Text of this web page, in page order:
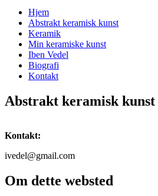
Hjem
Abstrakt keramisk kunst
Keramik
Min keramiske kunst
Iben Vedel
Biografi
Kontakt
Abstrakt keramisk kunst
Kontakt:
ivedel@gmail.com
Om dette websted